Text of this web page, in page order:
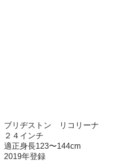
ブリヂストン　リコリーナ
２４インチ
適正身長123〜144cm
2019年登録